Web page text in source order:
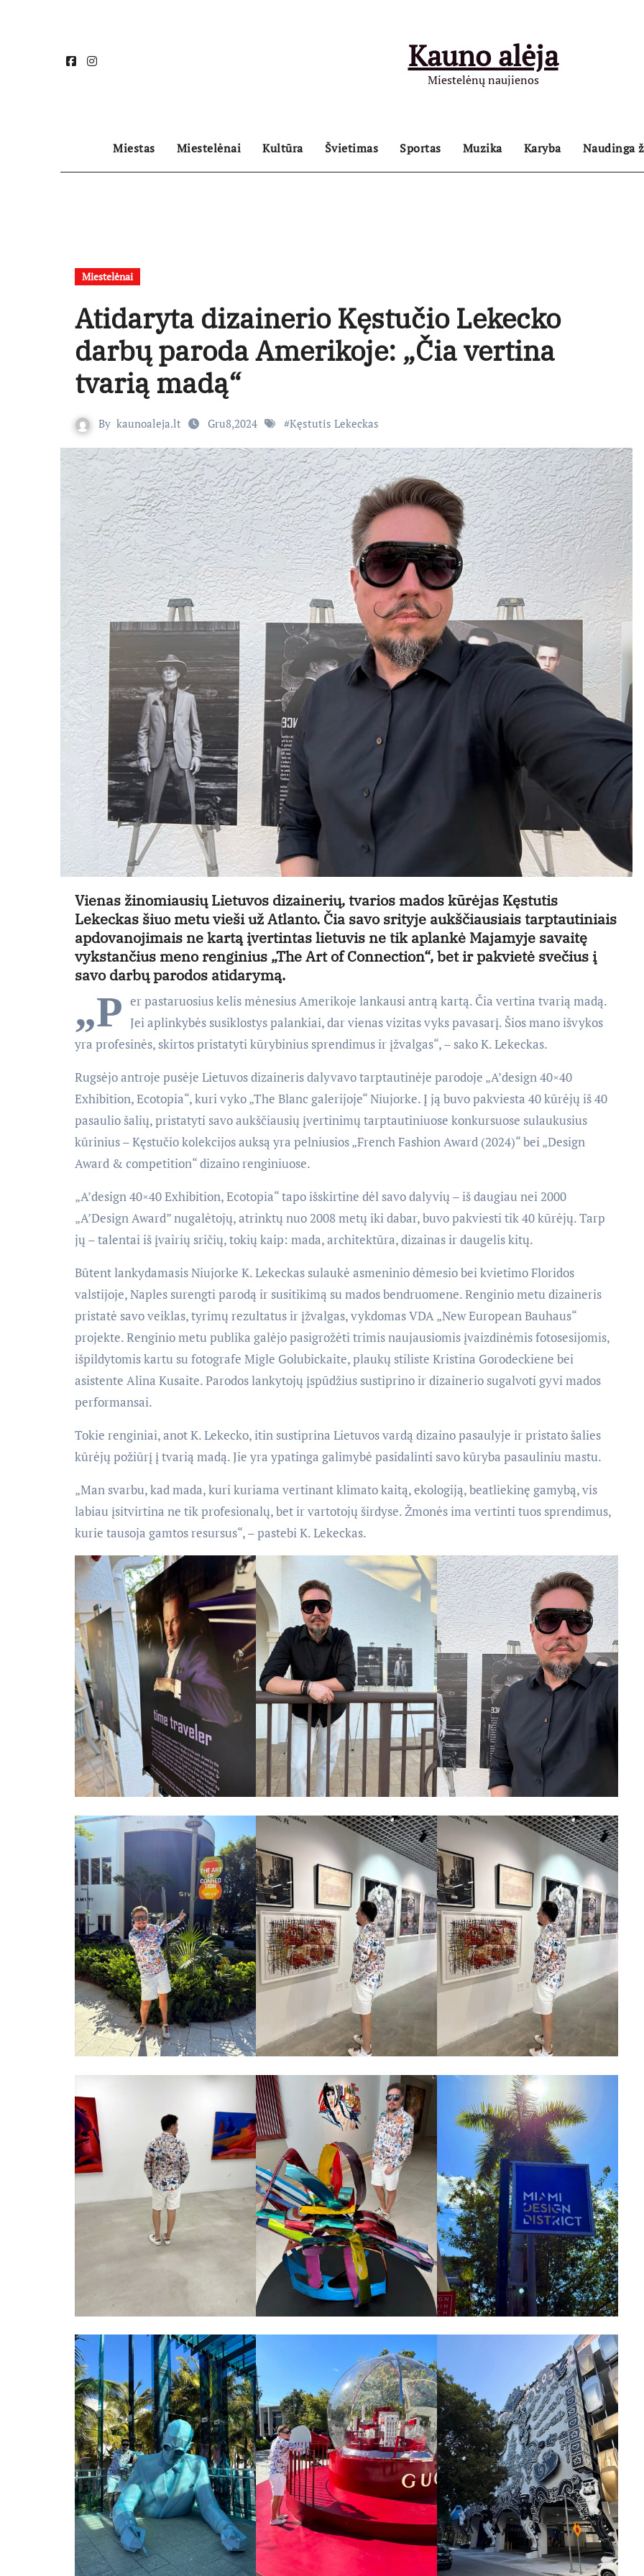
Kauno alėja
Miestelėnų naujienos
Miestas Miestelėnai Kultūra Švietimas Sportas Muzika Karyba Naudinga
Miestelėnai
Atidaryta dizainerio Kęstučio Lekecko
darbų paroda Amerikoje: „Čia vertina
tvarią madą“
By kaunoaleja.lt Gru8,2024 #Kęstutis Lekeckas
Vienas žinomiausių Lietuvos dizainerių, tvarios mados kūrėjas Kęstutis
Lekeckas šiuo metu vieši už Atlanto. Čia savo srityje aukščiausiais tarptautiniais
apdovanojimais ne kartą įvertintas lietuvis ne tik aplankė Majamyje savaitę
vykstančius meno renginius „The Art of Connection“, bet ir pakvietė svečius į
savo darbų parodos atidarymą.
„P er pastaruosius kelis mėnesius Amerikoje lankausi antrą kartą. Čia vertina tvarią madą.
Jei aplinkybės susiklostys palankiai, dar vienas vizitas vyks pavasarį. Šios mano išvykos
yra profesinės, skirtos pristatyti kūrybinius sprendimus ir įžvalgas“, – sako K. Lekeckas.
Rugsėjo antroje pusėje Lietuvos dizaineris dalyvavo tarptautinėje parodoje „A’design 40×40
Exhibition, Ecotopia“, kuri vyko „The Blanc galerijoje“ Niujorke. Į ją buvo pakviesta 40 kūrėjų iš 40
pasaulio šalių, pristatyti savo aukščiausių įvertinimų tarptautiniuose konkursuose sulaukusius
kūrinius – Kęstučio kolekcijos auksą yra pelniusios „French Fashion Award (2024)“ bei „Design
Award & competition“ dizaino renginiuose.
„A’design 40×40 Exhibition, Ecotopia“ tapo išskirtine dėl savo dalyvių – iš daugiau nei 2000
„A’Design Award” nugalėtojų, atrinktų nuo 2008 metų iki dabar, buvo pakviesti tik 40 kūrėjų. Tarp
jų – talentai iš įvairių sričių, tokių kaip: mada, architektūra, dizainas ir daugelis kitų.
Būtent lankydamasis Niujorke K. Lekeckas sulaukė asmeninio dėmesio bei kvietimo Floridos
valstijoje, Naples surengti parodą ir susitikimą su mados bendruomene. Renginio metu dizaineris
pristatė savo veiklas, tyrimų rezultatus ir įžvalgas, vykdomas VDA „New European Bauhaus“
projekte. Renginio metu publika galėjo pasigrožėti trimis naujausiomis įvaizdinėmis fotosesijomis,
išpildytomis kartu su fotografe Migle Golubickaite, plaukų stiliste Kristina Gorodeckiene bei
asistente Alina Kusaite. Parodos lankytojų įspūdžius sustiprino ir dizainerio sugalvoti gyvi mados
performansai.
Tokie renginiai, anot K. Lekecko, itin sustiprina Lietuvos vardą dizaino pasaulyje ir pristato šalies
kūrėjų požiūrį į tvarią madą. Jie yra ypatinga galimybė pasidalinti savo kūryba pasauliniu mastu.
„Man svarbu, kad mada, kuri kuriama vertinant klimato kaitą, ekologiją, beatliekinę gamybą, vis
labiau įsitvirtina ne tik profesionalų, bet ir vartotojų širdyse. Žmonės ima vertinti tuos sprendimus,
kurie tausoja gamtos resursus“, – pastebi K. Lekeckas.